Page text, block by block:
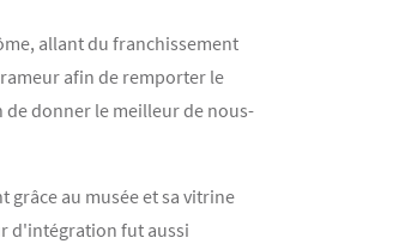
allant du franchissement
afin de remporter le
de donner le meilleur de nous-
grâce au musée et sa vitrine
d'intégration fut aussi